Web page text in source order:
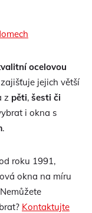
ocelovou
jejich větší
z pěti, šesti či
i okna s
.
roku 1991,
okna na míru
Kontaktujte